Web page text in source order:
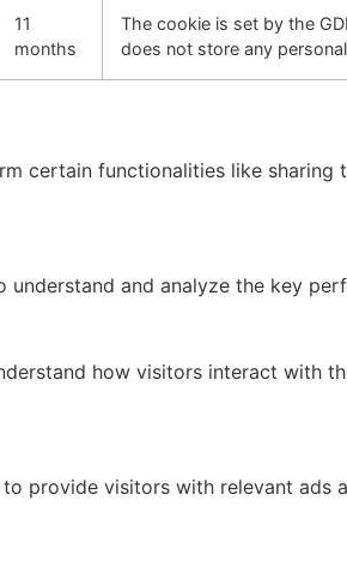
11
months
The cookie is set by the
does not store any
certain functionalities like
understand and analyze the key
how visitors interact with
provide visitors with relevant